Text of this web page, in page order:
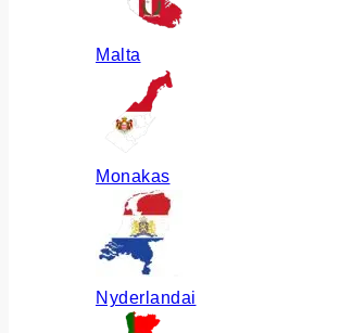
Malta
Monakas
Nyderlandai